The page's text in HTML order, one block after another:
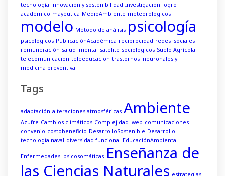
tecnología innovación y sostenibilidad Investigación logro
académico mayéutica MedioAmbiente meteorológicos
modelo Método de análisis psicología
psicológicos PublicaciónAcadémica reciprocidad redes sociales
remuneración salud mental satelite sociológicos Suelo Agrícola
telecomunicación teleeducacion trastornos neuronales y
medicina preventiva
Tags
adaptación alteraciones atmosféricas Ambiente
Azufre Cambios climáticos Complejidad web comunicaciones
convenio costobeneficio DesarrolloSostenible Desarrollo
tecnología naval diversidad funcional EducaciónAmbiental
Enfermedades psicosomáticas Enseñanza de
las Ciencias Naturales